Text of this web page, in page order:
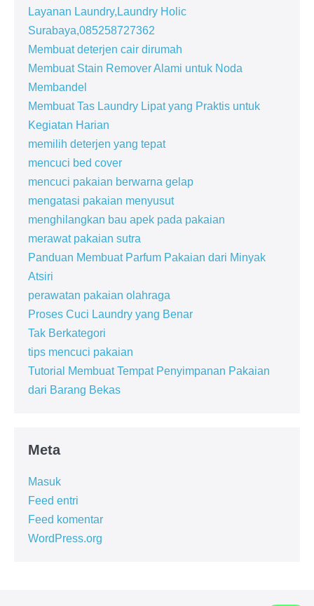
Layanan Laundry,Laundry Holic
Surabaya,085258727362
Membuat deterjen cair dirumah
Membuat Stain Remover Alami untuk Noda
Membandel
Membuat Tas Laundry Lipat yang Praktis untuk
Kegiatan Harian
memilih deterjen yang tepat
mencuci bed cover
mencuci pakaian berwarna gelap
mengatasi pakaian menyusut
menghilangkan bau apek pada pakaian
merawat pakaian sutra
Panduan Membuat Parfum Pakaian dari Minyak
Atsiri
perawatan pakaian olahraga
Proses Cuci Laundry yang Benar
Tak Berkategori
tips mencuci pakaian
Tutorial Membuat Tempat Penyimpanan Pakaian
dari Barang Bekas
Meta
Masuk
Feed entri
Feed komentar
WordPress.org